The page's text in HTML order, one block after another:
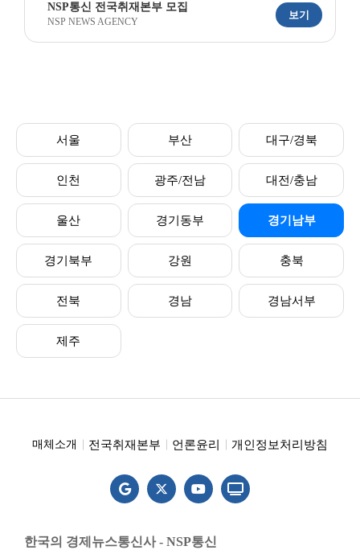
NSP통신 전국취재본부 모집
NSP NEWS AGENCY
보기
서울 부산 대구/경북
인천 광주/전남 대전/충남
울산 경기동부 경기남부
경기북부 강원 충북
전북 경남 경남서부
제주
매체소개 전국취재본부 언론윤리 개인정보처리방침
한국의 경제뉴스통신사 - NSP통신